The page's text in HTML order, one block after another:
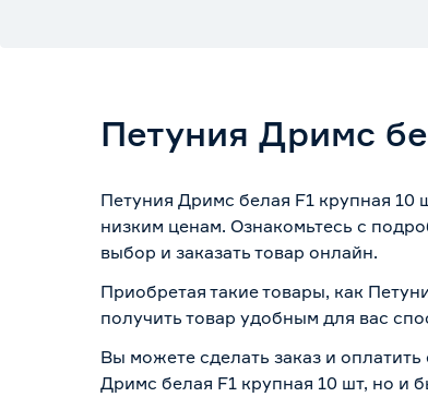
Петуния Дримс
Петуния Дримс белая F1 крупная 10
низким ценам. Ознакомьтесь с
выбор и заказать товар онлайн.
Приобретая такие товары, как
получить товар удобным для вас
Вы можете сделать заказ и
Дримс белая F1 крупная 10 шт, но и